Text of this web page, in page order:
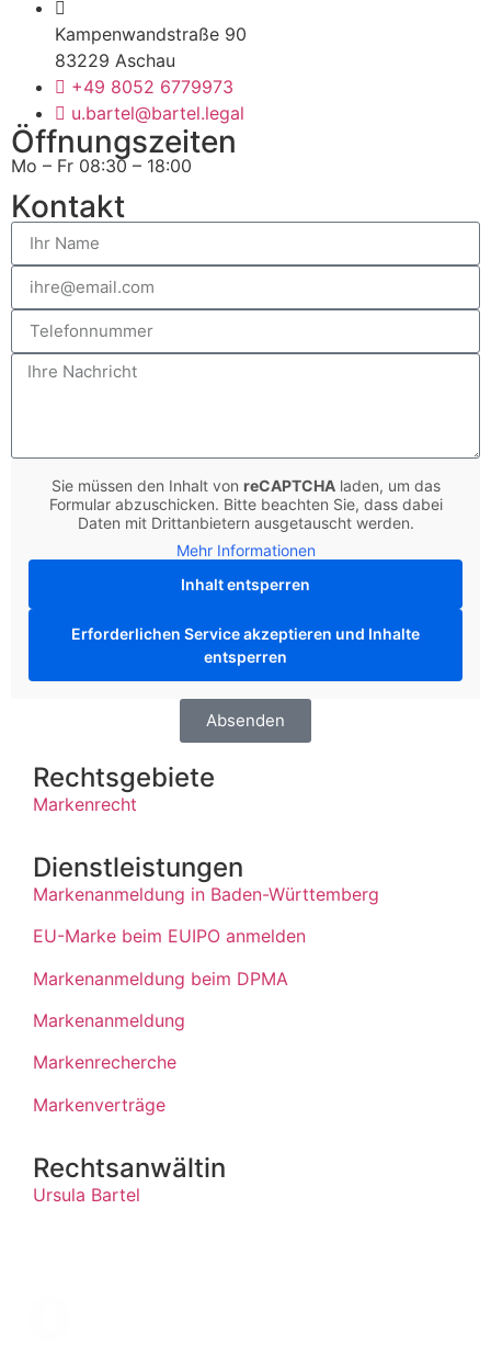
Kampenwandstraße 90
83229 Aschau
+49 8052 6779973
u.bartel@bartel.legal
Öffnungszeiten
Mo – Fr 08:30 – 18:00
Kontakt
Sie müssen den Inhalt von reCAPTCHAladen, um das
Formular abzuschicken. Bitte beachten Sie, dass dabei
Daten mit Drittanbietern ausgetauscht werden.
Mehr Informationen
Inhalt entsperren
Erforderlichen Service akzeptieren und Inhalte
entsperren
Absenden
Rechtsgebiete
Markenrecht
Dienstleistungen
Markenanmeldung in Baden-Württemberg
EU-Marke beim EUIPO anmelden
Markenanmeldung beim DPMA
Markenanmeldung
Markenrecherche
Markenverträge
Rechtsanwältin
Ursula Bartel